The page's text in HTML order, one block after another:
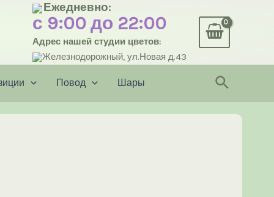
Ежедневно:
с 9:00 до 22:00
Адрес нашей студии цветов:
Железнодорожный, ул.Новая д.43
Повод Шары Поиск